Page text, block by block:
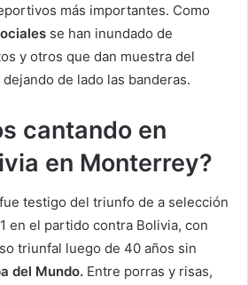
más importantes. Como
se han inundado de
y otros que dan muestra del
de lado las banderas.
cantando en
en Monterrey?
testigo del triunfo de a selección
en el partido contra Bolivia, con
triunfal luego de 40 años sin
del Mundo. Entre porras y risas,